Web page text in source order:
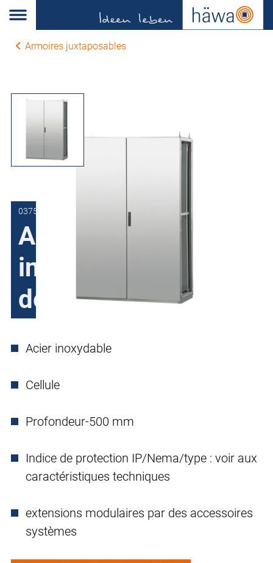
Armoires juxtaposables
0375-1218-50-00
Armoire Acier
inoxydable H375,
deux portes
Acier inoxydable
Cellule
Profondeur-500 mm
Indice de protection IP/Nema/type : voir aux
caractéristiques techniques
extensions modulaires par des accessoires
systèmes